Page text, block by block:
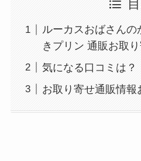
ルーカスおばさん
きプリン 通販お取り
気になる口コミは？
お取り寄せ通販情報